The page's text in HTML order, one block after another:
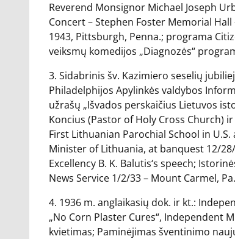
Reverend Monsignor Michael Joseph
Concert – Stephen Foster Memorial
1943, Pittsburgh, Penna.; programa
veiksmų komedijos „Diagnozės“
3. Sidabrinis šv. Kazimiero seselių
Philadelphijos Apylinkės valdybos
užrašų „Išvados perskaičius Lietuvos
Koncius (Pastor of Holy Cross Church)
First Lithuanian Parochial School in
Minister of Lithuania, at banquest 12/28/
Excellency B. K. Balutis‘s speech;
News Service 1/2/33 – Mount Carmel,
4. 1936 m. anglaikasių dok. ir kt.:
„No Corn Plaster Cures“, Independent
kvietimas; Paminėjimas šventinimo